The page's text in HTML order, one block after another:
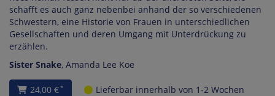
schafft es auch ganz nebenbei anhand der so verschiedenen
Schwestern, eine Historie von Frauen in unterschiedlichen
Gesellschaften und deren Umgang mit Unterdrückung zu
erzählen.
Sister Snake, Amanda Lee Koe
24,00 €* Lieferbar innerhalb von 1-2 Wochen